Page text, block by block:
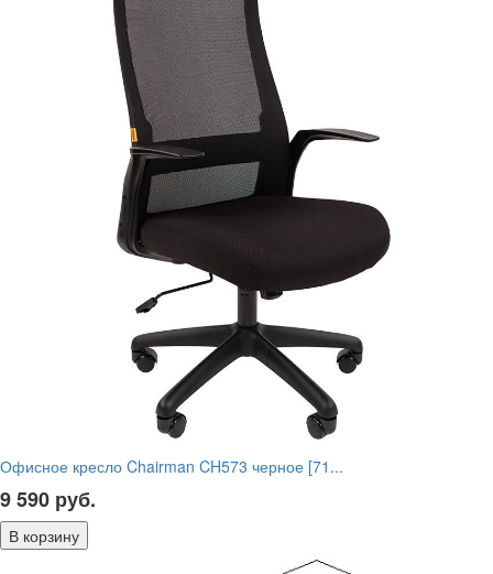
Офисное кресло Chairman CH573 черное [71...
9 590 руб.